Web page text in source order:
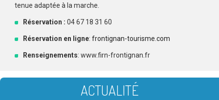
tenue adaptée à la marche.
Réservation : 04 67 18 31 60
Réservation en ligne: frontignan-tourisme.com
Renseignements: www.firn-frontignan.fr
ACTUALITÉ